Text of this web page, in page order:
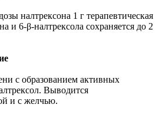
налтрексона 1 г терапевтическая
и 6-β-налтрексола сохраняется до 2
с образованием активных
Выводится
и с желчью.